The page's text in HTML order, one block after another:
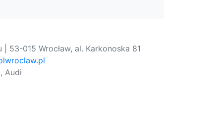
53-015 Wrocław, al. Karkonoska 81
Audi